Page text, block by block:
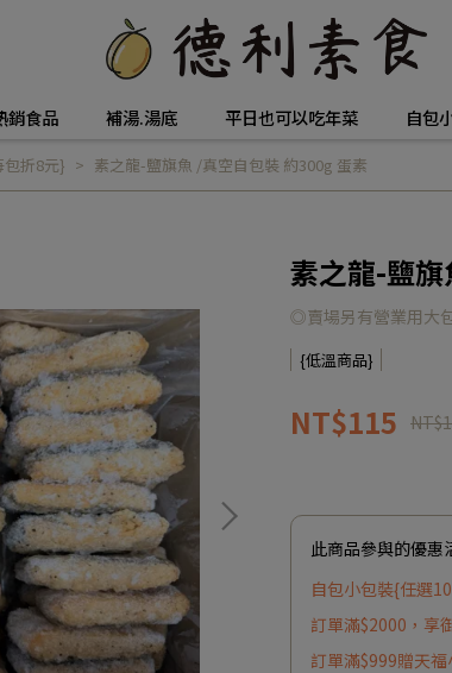
銷食品 補湯.湯底 平日也可以吃年菜 自包
折8元} 素之龍-鹽旗魚 /真空自包裝 約300g 蛋素
素之龍-鹽
◎賣場另有營業用大
{低溫商品}
NT$115
此商品參與的優惠
自包小包裝{任選
訂單滿$2000，享
訂單滿$999贈天